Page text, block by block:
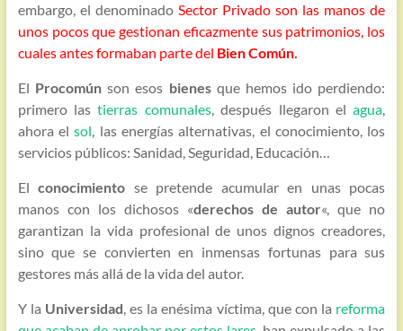
embargo, el denominado Sector Privado son las manos de
unos pocos que gestionan eficazmente sus patrimonios, los
cuales antes formaban parte del Bien Común.
El Procomúnson esos bienesque hemos ido perdiendo:
primero las tierras comunales, después llegaron elagua,
ahora elsol, las energías alternativas, el conocimiento, los
servicios públicos: Sanidad, Seguridad, Educación…
Elconocimiento se pretende acumular en unas pocas
manos con los dichosos «derechos de autor«, que no
garantizan la vida profesional de unos dignos creadores,
sino que se convierten en inmensas fortunas para sus
gestores más allá de la vida del autor.
Y la Universidad, es la enésima víctima, que con la reforma